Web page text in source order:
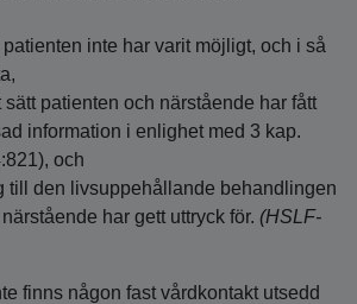
inte har varit möjligt, och i så
patienten och närstående har fått
information i enlighet med 3 kap.
och
till den livsuppehållande behandlingen
har gett uttryck för. (HSLF-
finns någon fast vårdkontakt utsedd